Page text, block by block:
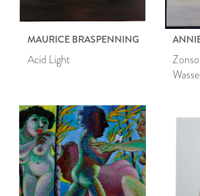
MAURICE BRASPENNING
Acid Light